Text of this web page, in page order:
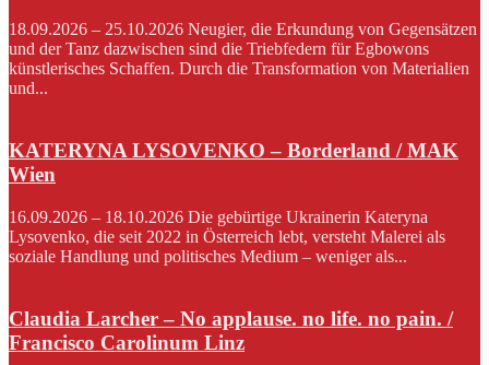
18.09.2026 – 25.10.2026 Neugier, die Erkundung von Gegensätzen
und der Tanz dazwischen sind die Triebfedern für Egbowons
künstlerisches Schaffen. Durch die Transformation von Materialien
und...
KATERYNA LYSOVENKO – Borderland / MAK
Wien
16.09.2026 – 18.10.2026 Die gebürtige Ukrainerin Kateryna
Lysovenko, die seit 2022 in Österreich lebt, versteht Malerei als
soziale Handlung und politisches Medium – weniger als...
Claudia Larcher – No applause. no life. no pain. /
Francisco Carolinum Linz